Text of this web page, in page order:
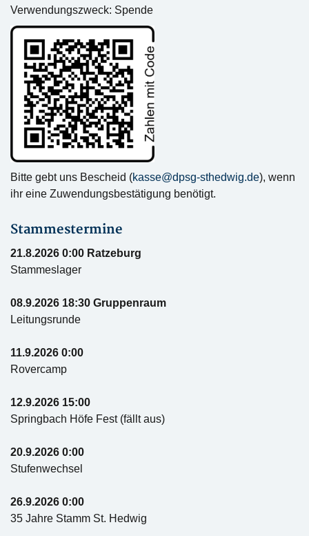
Verwendungszweck: Spende
Bitte gebt uns Bescheid (kasse@dpsg-sthedwig.de), wenn
ihr eine Zuwendungsbestätigung benötigt.
Stammestermine
21.8.2026 0:00 Ratzeburg
Stammeslager
08.9.2026 18:30 Gruppenraum
Leitungsrunde
11.9.2026 0:00
Rovercamp
12.9.2026 15:00
Springbach Höfe Fest (fällt aus)
20.9.2026 0:00
Stufenwechsel
26.9.2026 0:00
35 Jahre Stamm St. Hedwig